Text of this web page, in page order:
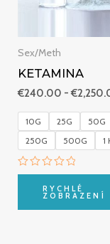
Sex/Meth
KETAMINA
€240.00 - €
10G 25G 50G
250G
500G 1
Hodnocení
RYCHLÉ
ZOBRAZENÍ